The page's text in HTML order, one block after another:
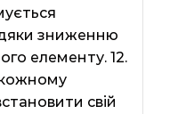
зниженню
елементу. 12.
свій